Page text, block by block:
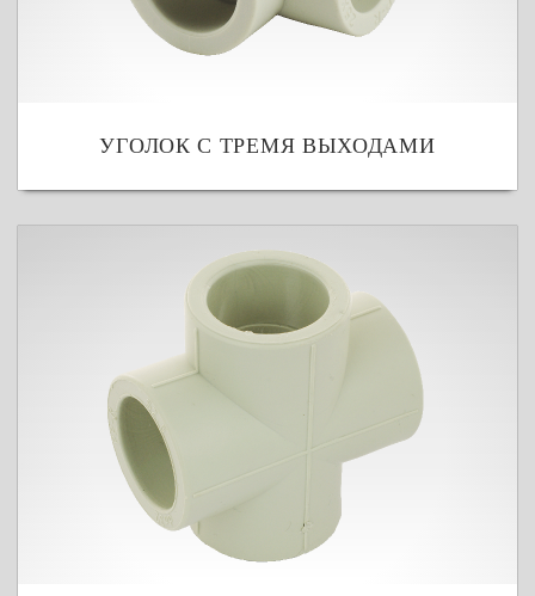
УГОЛОК С ТРЕМЯ ВЫХОДАМИ